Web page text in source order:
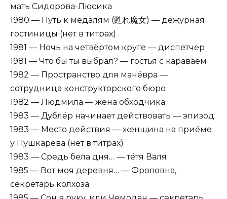
мать Сидорова-Люсика
1980 — Путь к медалям (甦れ魔女) — дежурная
гостиницы (нет в титрах)
1981 — Ночь на четвёртом круге — диспетчер
1981 — Что бы ты выбрал? — гостья с караваем
1982 — Пространство для манёвра —
сотрудница конструкторского бюро
1982 — Людмила — жена обходчика
1983 — Дублёр начинает действовать — эпизод
1983 — Место действия — женщина на приёме
у Пушкарёва (нет в титрах)
1983 — Средь бела дня… — тётя Валя
1985 — Вот моя деревня… — Фроловна,
секретарь колхоза